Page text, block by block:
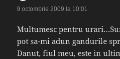
9 octombrie 2009 la 10:01
Multumesc pentru
pot sa-mi adun gandurile
Danut, fiul meu, este in